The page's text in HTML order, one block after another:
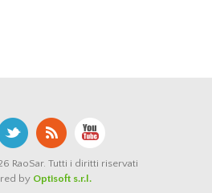
RaoSar. Tutti i diritti riservati
by Optisoft s.r.l.